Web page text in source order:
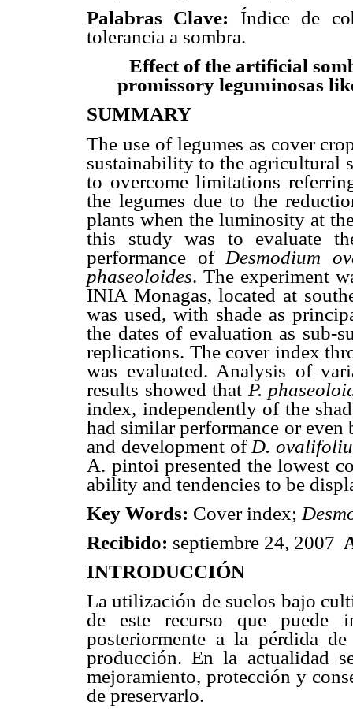
Palabras Clave: Índice de
tolerancia a sombra.
Effect of the artificial
promissory leguminosas
SUMMARY
The use of legumes as cover
sustainability to the agricultural
to overcome limitations
the legumes due to the
plants when the luminosity at
this study was to evaluate
performance of Desmodium
phaseoloides. The experiment
INIA Monagas, located at
was used, with shade as
the dates of evaluation as sub-
replications. The cover index
was evaluated. Analysis of
results showed that P.
index, independently of the
had similar performance or even
and development of D.
A. pintoi presented the lowest
ability and tendencies to be
Key Words: Cover index;
Recibido: septiembre 24, 2007
INTRODUCCIÓN
La utilización de suelos bajo
de este recurso que puede
posteriormente a la pérdida
producción. En la actualidad
mejoramiento, protección y
de preservarlo.